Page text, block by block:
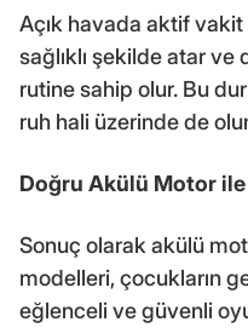
Açık havada aktif
sağlıklı şekilde atar
rutine sahip olur. Bu
ruh hali üzerinde de
Doğru Akülü Motor
Sonuç olarak akülü
modelleri, çocukların
eğlenceli ve güvenli